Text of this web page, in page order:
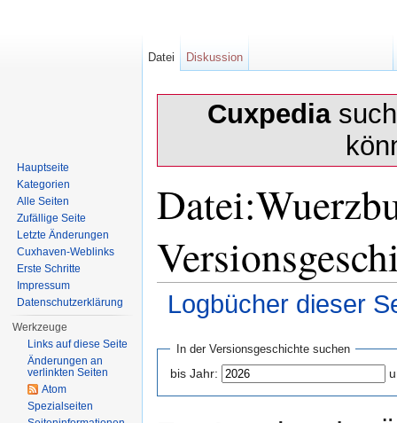
Cuxpedia
Logbücher dieser
In der Versionsgeschichte suchen
bis Jahr:
Datei Diskussion
Hauptseite
Kategorien
Alle Seiten
Zufällige Seite
Letzte Änderungen
Cuxhaven-Weblinks
Erste Schritte
Impressum
Datenschutzerklärung
Werkzeuge
Links auf diese Seite
Änderungen an
verlinkten Seiten
Atom
Spezialseiten